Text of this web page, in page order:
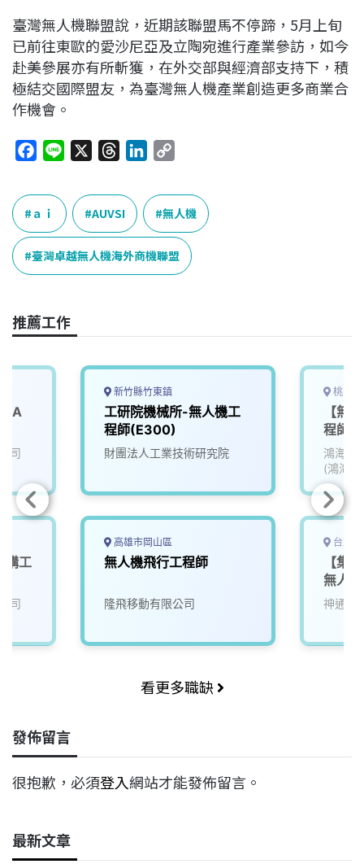
臺灣無人機聯盟說，近期該聯盟馬不停蹄，5月上旬
已前往東歐的愛沙尼亞及立陶宛進行產業參訪，如今
赴美參展亦有所斬獲，在外交部與經濟部支持下，積
極結交國際盟友，為臺灣無人機產業創造更多商業合
作機會。
c
e
b
o
o
e
r
e
a
d
s
n
e
d
I
p
y
L
i
n
ａｉ AUVSI 無人機
臺灣卓越無人機海外商機聯盟
推薦工作
司
構工
司
新竹縣竹東鎮
工研院機械所-無人機工
程師(E300)
財團法人工業技術研究院
高雄市岡山區
無人機飛行工程師
隆飛移動有限公司
桃園
【無
程師
鴻海精
(鴻海)
台北
【集
無人
神通資
看更多職缺
發佈留言
很抱歉，必須登入網站才能發佈留言。
最新文章